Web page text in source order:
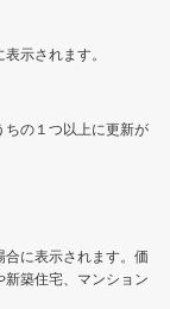
示されます。
の１つ以上に更新が
に表示されます。価
築住宅、マンション